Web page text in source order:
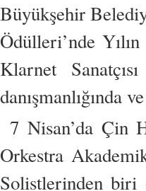
Büyükşehir
Ödülleri’nde
Klarnet
danışmanlığında
7 Nisan’da Çin
Orkestra
Solistlerinden biri